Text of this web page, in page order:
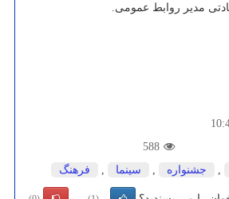
مدیر روابط عمومی.
588
جشنواره سینما فرهنگ